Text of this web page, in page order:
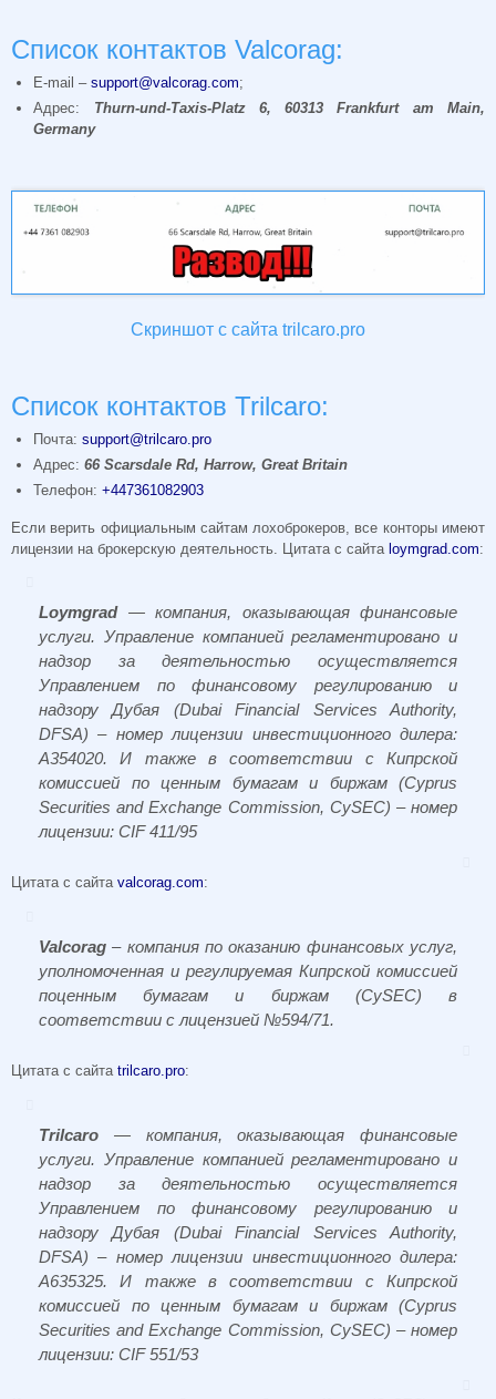
Список контактов Valcorag:
E-mail –support@valcorag.com;
Адрес: Thurn-und-Taxis-Platz 6, 60313 Frankfurt am Main,
Germany
Скриншот с сайта trilcaro.pro
Список контактов Trilcaro:
Почта:support@trilcaro.pro
Адрес:66 Scarsdale Rd, Harrow, Great Britain
Телефон:+447361082903
Если верить официальным сайтам лохоброкеров, все конторы имеют
лицензии на брокерскую деятельность. Цитата с сайта loymgrad.com:
Loymgrad— компания, оказывающая финансовые
услуги. Управление компанией регламентировано и
надзор за деятельностью осуществляется
Управлением по финансовому регулированию и
надзору Дубая (Dubai Financial Services Authority,
DFSA) – номер лицензии инвестиционного дилера:
A354020. И также в соответствии с Кипрской
комиссией по ценным бумагам и биржам (Cyprus
Securities and Exchange Commission, CySEC) – номер
лицензии: CIF 411/95
Цитата с сайта valcorag.com:
Valcorag – компания по оказанию финансовых услуг,
уполномоченная и регулируемая Кипрской комиссией
поценным бумагам и биржам (CySEC) в
соответствии с лицензией №594/71.
Цитата с сайта trilcaro.pro:
Trilcaro — компания, оказывающая финансовые
услуги. Управление компанией регламентировано и
надзор за деятельностью осуществляется
Управлением по финансовому регулированию и
надзору Дубая (Dubai Financial Services Authority,
DFSA) – номер лицензии инвестиционного дилера:
A635325. И также в соответствии с Кипрской
комиссией по ценным бумагам и биржам (Cyprus
Securities and Exchange Commission, CySEC) – номер
лицензии: CIF 551/53